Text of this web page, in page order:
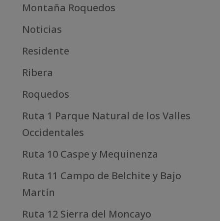
Montaña Roquedos
Noticias
Residente
Ribera
Roquedos
Ruta 1 Parque Natural de los Valles
Occidentales
Ruta 10 Caspe y Mequinenza
Ruta 11 Campo de Belchite y Bajo
Martín
Ruta 12 Sierra del Moncayo